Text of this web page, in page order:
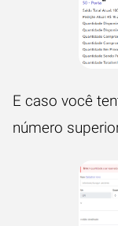
E caso você
número